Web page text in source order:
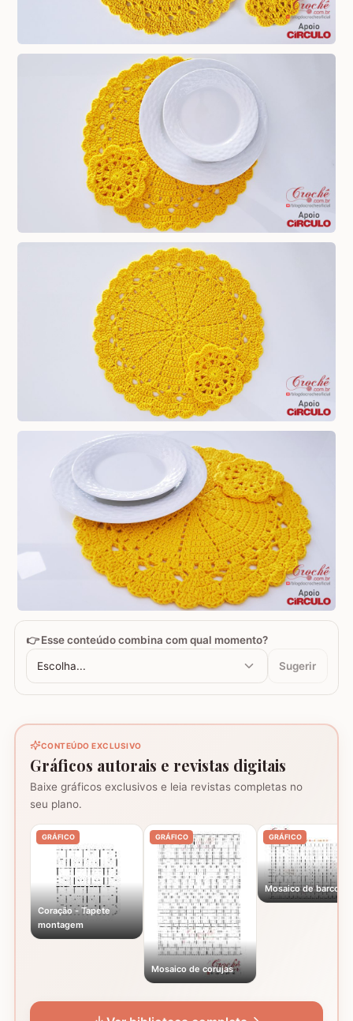
👉 Esse conteúdo combina com qual momento?
Escolha... Sugerir
CONTEÚDO EXCLUSIVO
Gráficos autorais e revistas digitais
Baixe gráficos exclusivos e leia revistas completas no
seu plano.
GRÁFICO
Coração - Tapete
montagem
GRÁFICO
Mosaico de corujas
GRÁFICO
Mosaico de barcos